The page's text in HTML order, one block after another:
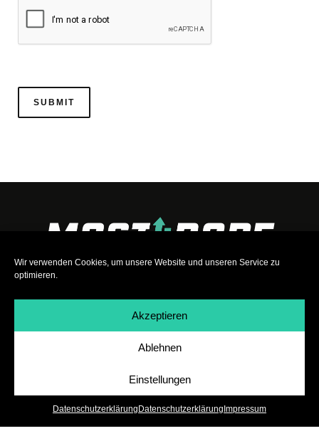
Wir verwenden Cookies, um unsere Website und unseren Service zu
optimieren.
Akzeptieren
Ablehnen
Einstellungen
Datenschutzerklärung Datenschutzerklärung Impressum
Datenschutz|Teilnahmebedingungen